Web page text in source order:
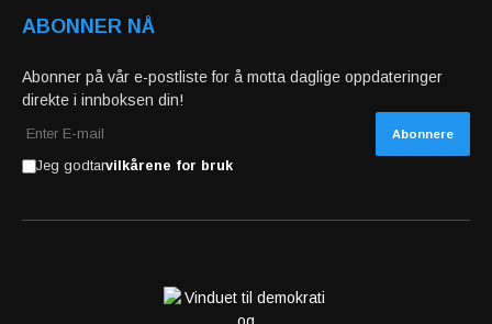
ABONNER NÅ
Abonner på vår e-postliste for å motta daglige oppdateringer
direkte i innboksen din!
Jeg godtarvilkårene for bruk